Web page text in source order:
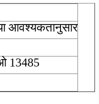
आवश्यकतानुसार
13485